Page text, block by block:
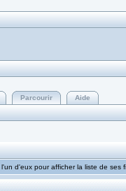
Parcourir
Aide
d'eux pour afficher la liste de ses